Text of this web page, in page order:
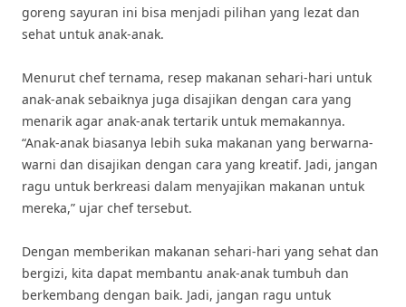
goreng sayuran ini bisa menjadi pilihan yang lezat dan
sehat untuk anak-anak.
Menurut chef ternama, resep makanan sehari-hari untuk
anak-anak sebaiknya juga disajikan dengan cara yang
menarik agar anak-anak tertarik untuk memakannya.
“Anak-anak biasanya lebih suka makanan yang berwarna-
warni dan disajikan dengan cara yang kreatif. Jadi, jangan
ragu untuk berkreasi dalam menyajikan makanan untuk
mereka,” ujar chef tersebut.
Dengan memberikan makanan sehari-hari yang sehat dan
bergizi, kita dapat membantu anak-anak tumbuh dan
berkembang dengan baik. Jadi, jangan ragu untuk